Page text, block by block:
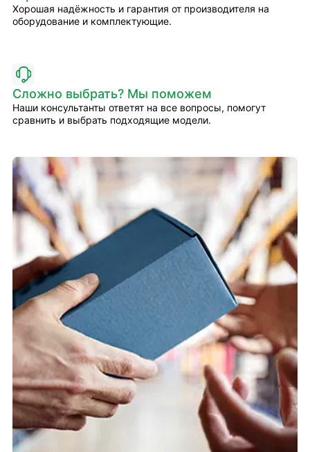
Хорошая надёжность и гарантия от производителя на
оборудование и комплектующие.
Сложно выбрать? Мы поможем
Наши консультанты ответят на все вопросы, помогут
сравнить и выбрать подходящие модели.